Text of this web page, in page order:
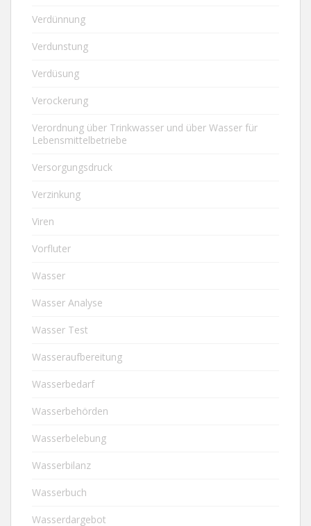
Verdünnung
Verdunstung
Verdüsung
Verockerung
Verordnung über Trinkwasser und über Wasser für
Lebensmittelbetriebe
Versorgungsdruck
Verzinkung
Viren
Vorfluter
Wasser
Wasser Analyse
Wasser Test
Wasseraufbereitung
Wasserbedarf
Wasserbehörden
Wasserbelebung
Wasserbilanz
Wasserbuch
Wasserdargebot